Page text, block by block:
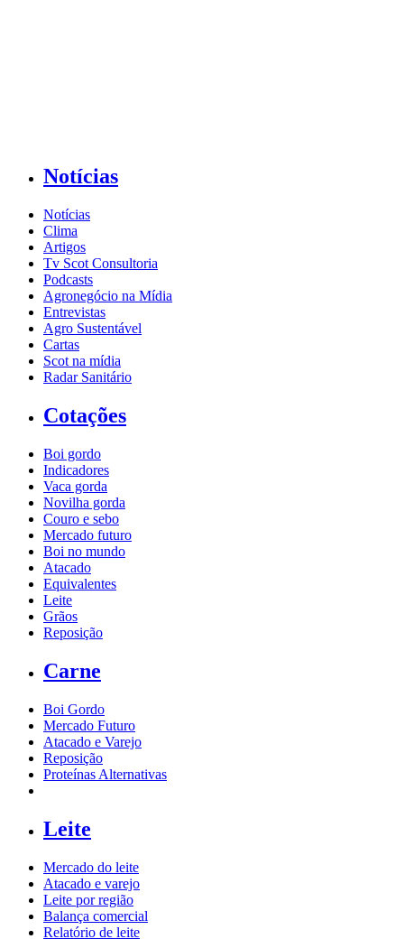
Notícias
Notícias
Clima
Artigos
Tv Scot Consultoria
Podcasts
Agronegócio na Mídia
Entrevistas
Agro Sustentável
Cartas
Scot na mídia
Radar Sanitário
Cotações
Boi gordo
Indicadores
Vaca gorda
Novilha gorda
Couro e sebo
Mercado futuro
Boi no mundo
Atacado
Equivalentes
Leite
Grãos
Reposição
Carne
Boi Gordo
Mercado Futuro
Atacado e Varejo
Reposição
Proteínas Alternativas
Leite
Mercado do leite
Atacado e varejo
Leite por região
Balança comercial
Relatório de leite